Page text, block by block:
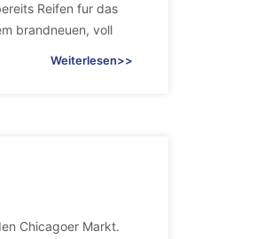
Reifen fur das
brandneuen, voll
Weiterlesen>>
Chicagoer Markt.